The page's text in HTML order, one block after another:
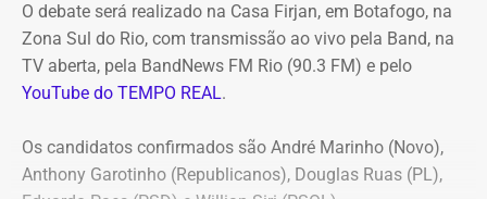
Montebello Willeman, que apontou uma série de
irregularidades no planejamento da concorrência
eletrônica SRP nº 041/2025 e concluiu que os problemas
comprometem a competitividade do certame e, além
a Secretaria Municipal de Obras e Agricultura e a empresa
vencedora.
O debate será realizado na Casa Firjan, em Botafogo, na
Zona Sul do Rio, com transmissão ao vivo pela Band, na
TV aberta, pela BandNews FM Rio (90.3 FM) e pelo
YouTube do TEMPO REAL.
Os candidatos confirmados são André Marinho (Novo),
Anthony Garotinho (Republicanos), Douglas Ruas (PL),